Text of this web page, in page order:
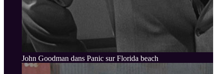
John Goodman dans Panic sur Florida beach